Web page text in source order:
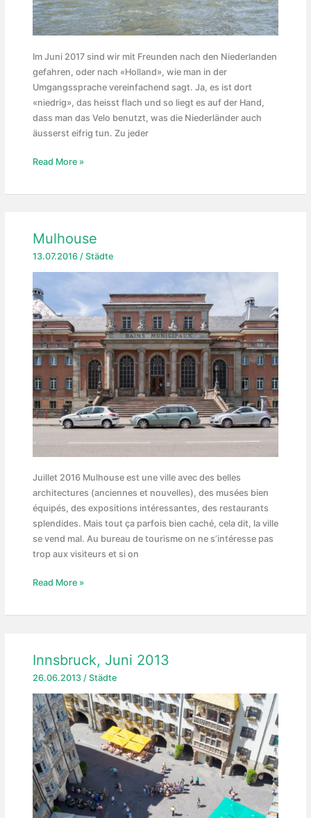
Im Juni 2017 sind wir mit Freunden nach den Niederlanden
gefahren, oder nach «Holland», wie man in der
Umgangssprache vereinfachend sagt. Ja, es ist dort
«niedrig», das heisst flach und so liegt es auf der Hand,
dass man das Velo benutzt, was die Niederländer auch
äusserst eifrig tun. Zu jeder
Niederlande
Read More »
Mulhouse
13.07.2016 / Städte
Juillet 2016 Mulhouse est une ville avec des belles
architectures (anciennes et nouvelles), des musées bien
équipés, des expositions intéressantes, des restaurants
splendides. Mais tout ça parfois bien caché, cela dit, la ville
se vend mal. Au bureau de tourisme on ne s’intéresse pas
trop aux visiteurs et si on
Mulhouse
Read More »
Innsbruck, Juni 2013
26.06.2013 / Städte